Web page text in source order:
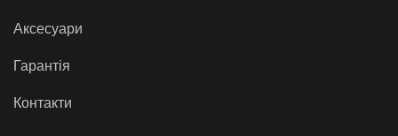
Аксесуари
Гарантія
Контакти